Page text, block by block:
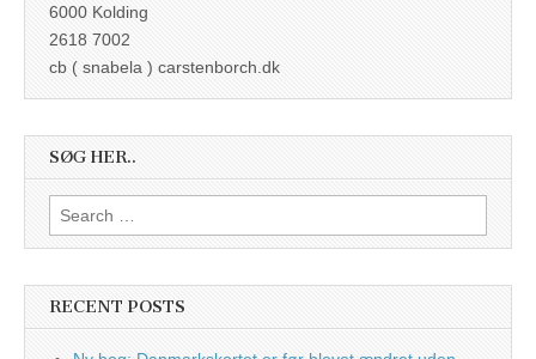
6000 Kolding
2618 7002
cb ( snabela ) carstenborch.dk
SØG HER..
Search
for:
RECENT POSTS